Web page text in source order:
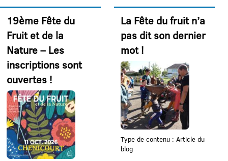
19ème Fête du
Fruit et de la
Nature – Les
inscriptions sont
ouvertes !
La Fête du fruit n’a
pas dit son dernier
mot !
Type de contenu : Article du
blog